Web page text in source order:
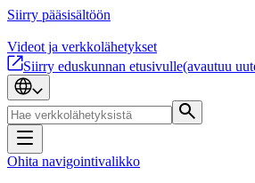
Siirry pääsisältöön
Videot ja verkkolähetykset
Siirry eduskunnan etusivulle(avautuu
Ohita navigointivalikko